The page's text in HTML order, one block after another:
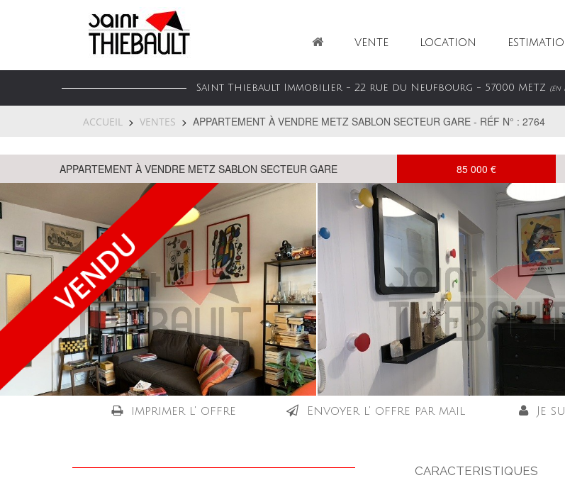
VENTE LOCATION
Saint Thiebault Immobilier - 22 rue du Neufbourg - 57000 METZ (En
ACCUEIL VENTES APPARTEMENT À VENDRE METZ SABLON SECTEUR GARE - RÉF N° : 2764
APPARTEMENT À VENDRE METZ SABLON SECTEUR GARE 85 000 €
imprimer l' offre Envoyer l' offre par mail Je
CARACTERISTIQUES